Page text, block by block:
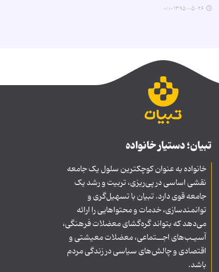
۱۳۹۵-۰۵-۲۶ ۰۰:۰۰
تبیان؛ دستیار خانواده
خانواده به عنوان کوچکترین سلول یک جامعه
نقشی اساسی در پی‌ریزی، تربیت و رشد یک
جامعه قوی دارد. تبیان با تسهیل‌گری و
توانمندسازی، خدمات و محتواهایی را ارائه
می‌دهد که بتواند گره‌گشای معضلات فرهنگی،
آسیـب‌های اجــتماعی، معضلات معیشتی و
اقتصادی و چالش‌های سیاسی در زندگی مردم
باشد.